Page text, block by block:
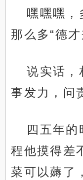
嘿嘿嘿，
那么多“德
说实话，
事发力，问
四五年
程他摸得差
菜可以薅了